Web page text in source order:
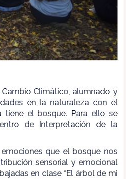
Climático, alumnado y
en la naturaleza con el
el bosque. Para ello se
de Interpretación de la
que el bosque nos
sensorial y emocional
en clase “El árbol de mi